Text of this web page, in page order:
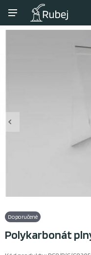
Doporučené
Polykarbonát